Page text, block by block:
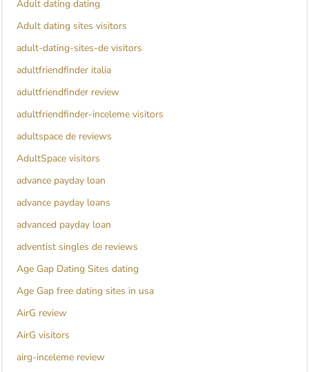
Adult dating dating
Adult dating sites visitors
adult-dating-sites-de visitors
adultfriendfinder italia
adultfriendfinder review
adultfriendfinder-inceleme visitors
adultspace de reviews
AdultSpace visitors
advance payday loan
advance payday loans
advanced payday loan
adventist singles de reviews
Age Gap Dating Sites dating
Age Gap free dating sites in usa
AirG review
AirG visitors
airg-inceleme review